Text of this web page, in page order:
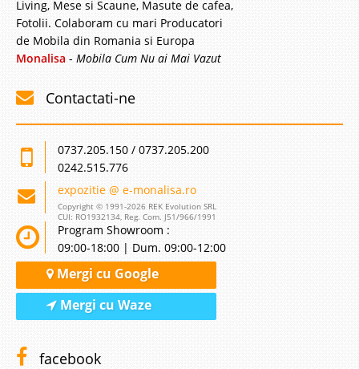
Living, Mese si Scaune, Masute de cafea,
Fotolii. Colaboram cu mari Producatori
de Mobila din Romania si Europa
Monalisa - Mobila Cum Nu ai Mai Vazut
Contactati-ne
0737.205.150 / 0737.205.200
0242.515.776
expozitie @ e-monalisa.ro
Copyright © 1991-2026 REK Evolution SRL
CUI: RO1932134, Reg. Com. J51/966/1991
Program Showroom :
09:00-18:00 | Dum. 09:00-12:00
Mergi cu Google
Mergi cu Waze
facebook